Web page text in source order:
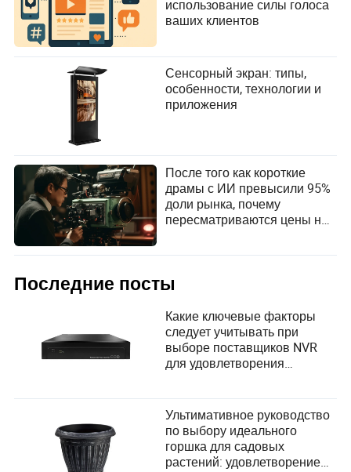
мере развития цифрового маркетинга, аутентичность
останется основой успешных отношений с клиентами,
обеспечивая устойчивый рост бренда.
использование силы голоса
ваших клиентов
Сенсорный экран: типы,
особенности, технологии и
приложения
После того как короткие
драмы с ИИ превысили 95%
доли рынка, почему
пересматриваются цены на
Последние посты
Какие ключевые факторы
следует учитывать при
выборе поставщиков NVR
для удовлетворения
пользователей?
Ультимативное руководство
по выбору идеального
горшка для садовых
растений: удовлетворение